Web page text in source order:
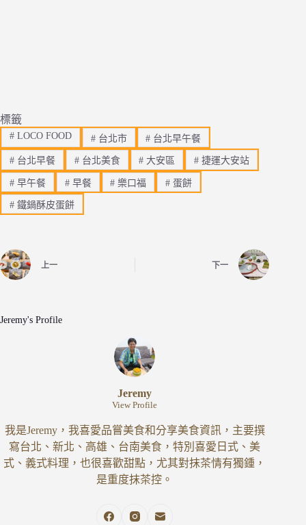
標籤
#LOCO FOOD #台北市 # 台北早午餐
#台北早餐 #台北美食 # 大安區 # 捷運大安站
#早午餐 #早餐 # 樂口福 # 蛋餅
#鐵鍋酥皮蛋餅
上一 下一
Jeremy's Profile
Jeremy
View Profile
我是Jeremy，我喜愛品嘗美食和分享美食資訊，主要撰
寫台北、新北、高雄、台南美食，特別喜愛日式、美
式、義式料理，也很喜歡甜點，尤其對抹茶情有獨鍾，
是重度抹茶控。